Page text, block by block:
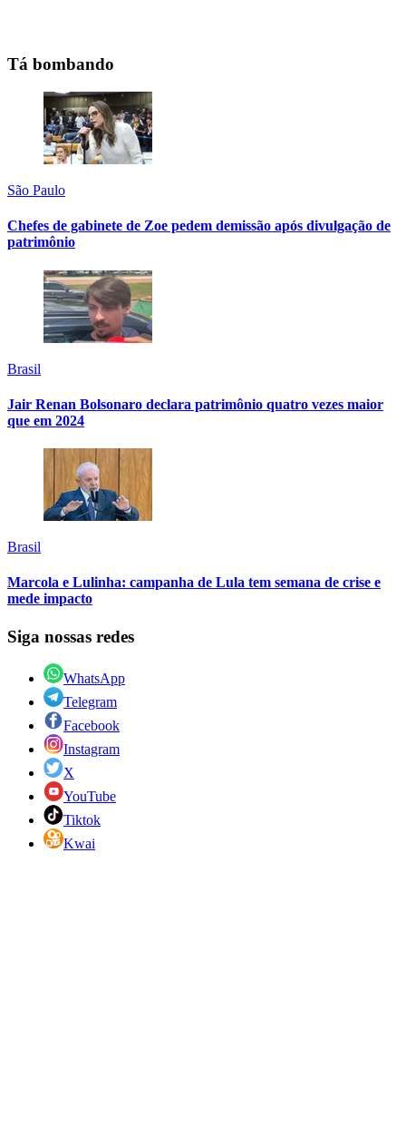
Tá bombando
São Paulo
Chefes de gabinete de Zoe pedem demissão após divulgação de
patrimônio
Brasil
Jair Renan Bolsonaro declara patrimônio quatro vezes maior
que em 2024
Brasil
Marcola e Lulinha: campanha de Lula tem semana de crise e
mede impacto
Siga nossas redes
WhatsApp
Telegram
Facebook
Instagram
X
YouTube
Tiktok
Kwai